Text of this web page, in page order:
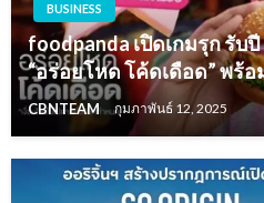
BUSINESS
foodpanda เปิดเกมรุก รับ
“อร่อยโหด โค้ดเดือด” พร้
CBNTEAM กุมภาพันธ์ 12, 2025